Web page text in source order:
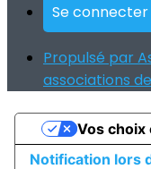
Se connecter
Propulsé par
associations
Notification lors
Vos choix